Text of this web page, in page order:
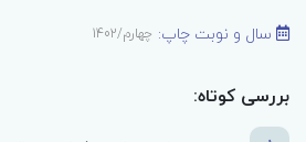
سال و نوبت چاپ: چهارم/1402
بررسی کوتاه: